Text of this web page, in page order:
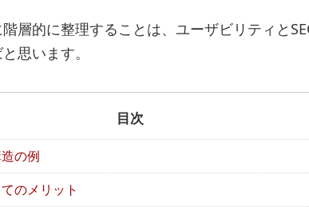
層的に整理することは、ユーザビリティと
思います。
目次
の例
のメリット